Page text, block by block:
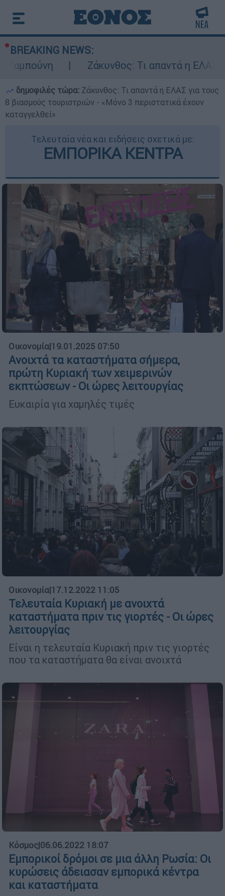
BREAKING NEWS:
Ζάκυνθος: Τι απαντά η ΕΛΑΣ για τους 8
δημοφιλές τώρα: Ζάκυνθος: Τι απαντά η ΕΛΑΣ για τους
8 βιασμούς τουριστριών - «Μόνο 3 περιστατικά έχουν
καταγγελθεί»
Τελευταία νέα και ειδήσεις σχετικά με:
ΕΜΠΟΡΙΚΑ ΚΕΝΤΡΑ
Οικονομία|19.01.2025 07:50
Ανοιχτά τα καταστήματα σήμερα,
πρώτη Κυριακή των χειμερινών
εκπτώσεων - Οι ώρες λειτουργίας
Ευκαιρία για χαμηλές τιμές
Οικονομία|17.12.2022 11:05
Τελευταία Κυριακή με ανοιχτά
καταστήματα πριν τις γιορτές - Οι ώρες
λειτουργίας
Είναι η τελευταία Κυριακή πριν τις γιορτές
που τα καταστήματα θα είναι ανοιχτά
Κόσμος|06.06.2022 18:07
Εμπορικοί δρόμοι σε μια άλλη Ρωσία: Οι
κυρώσεις άδειασαν εμπορικά κέντρα
και καταστήματα